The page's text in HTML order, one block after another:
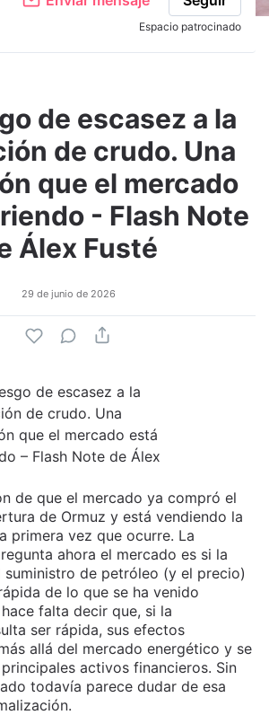
Espacio patrocinado
de escasez a la
de crudo. Una
que el mercado
- Flash Note
Álex Fusté
29 de junio de 2026
de que el mercado ya compró el
de Ormuz y está vendiendo la
primera vez que ocurre. La
ahora el mercado es si la
suministro de petróleo (y el precio)
de lo que se ha venido
falta decir que, si la
ser rápida, sus efectos
allá del mercado energético y se
activos financieros. Sin
todavía parece dudar de esa